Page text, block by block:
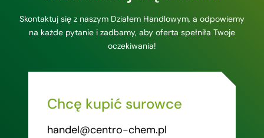
Skontaktuj się z naszym Działem Handlowym, a odpowiemy
na każde pytanie i zadbamy, aby oferta spełniła Twoje
oczekiwania!
Chcę kupić surowce
handel@centro-chem.pl